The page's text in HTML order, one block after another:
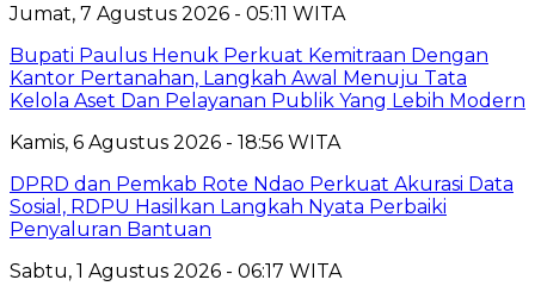
Jumat, 7 Agustus 2026 - 05:11 WITA
Bupati Paulus Henuk Perkuat Kemitraan Dengan
Kantor Pertanahan, Langkah Awal Menuju Tata
Kelola Aset Dan Pelayanan Publik Yang Lebih Modern
Kamis, 6 Agustus 2026 - 18:56 WITA
DPRD dan Pemkab Rote Ndao Perkuat Akurasi Data
Sosial, RDPU Hasilkan Langkah Nyata Perbaiki
Penyaluran Bantuan
Sabtu, 1 Agustus 2026 - 06:17 WITA